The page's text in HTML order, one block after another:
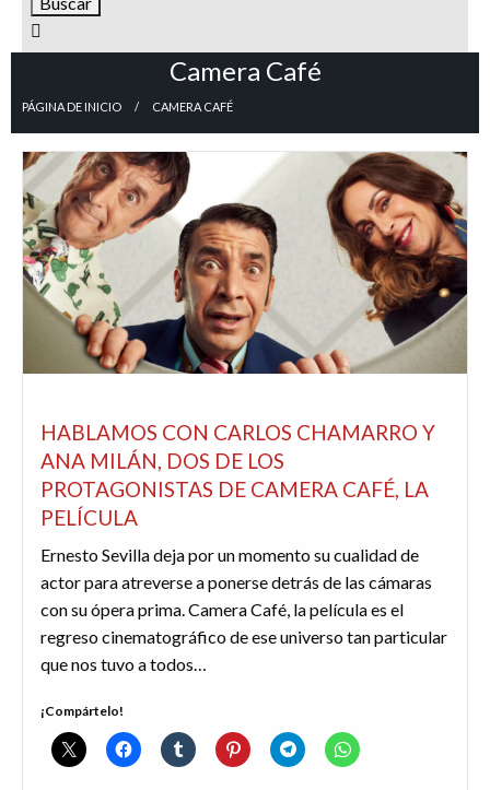
Camera Café
PÁGINA DE INICIO CAMERA CAFÉ
HABLAMOS CON CARLOS CHAMARRO Y
ANA MILÁN, DOS DE LOS
PROTAGONISTAS DE CAMERA CAFÉ, LA
PELÍCULA
Ernesto Sevilla deja por un momento su cualidad de
actor para atreverse a ponerse detrás de las cámaras
con su ópera prima. Camera Café, la película es el
regreso cinematográfico de ese universo tan particular
que nos tuvo a todos…
¡Compártelo!